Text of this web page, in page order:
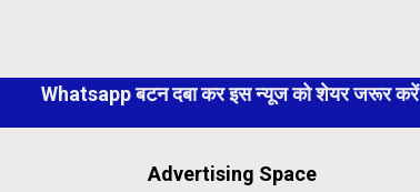
Whatsapp बटन दबा कर इस न्यूज को शेयर जरूर करें
Advertising Space